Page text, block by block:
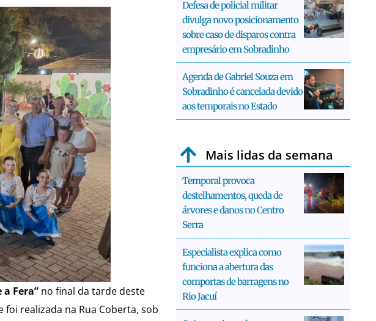
a Fera” no final da tarde deste
realizada na Rua Coberta, sob
Defesa de policial militar
divulga novo posicionamento
sobre caso de disparos contra
empresário em Sobradinho
Agenda de Gabriel Souza em
Sobradinho é cancelada devido
aos temporais no Estado
Mais lidas da semana
Temporal provoca
destelhamentos, queda de
árvores e danos no Centro
Serra
Especialista explica como
funciona a abertura das
comportas de barragens no
Rio Jacuí